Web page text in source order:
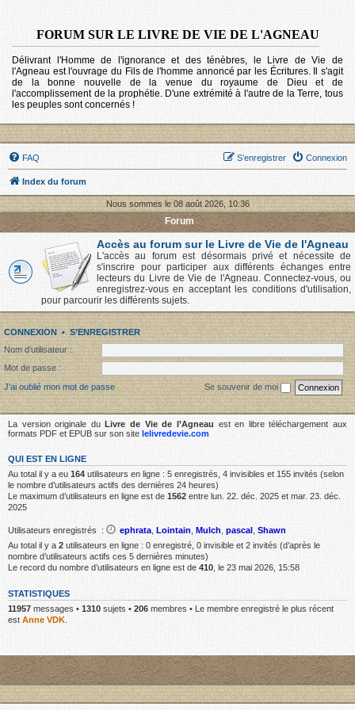
FORUM SUR LE LIVRE DE VIE DE L'AGNEAU
Délivrant l'Homme de l'ignorance et des ténèbres, le Livre de Vie de
l'Agneau est l'ouvrage du Fils de l'homme annoncé par les Écritures. Il s'agit
de la bonne nouvelle de la venue du royaume de Dieu et de
l'accomplissement de la prophétie. D'une extrémité à l'autre de la Terre, tous
les peuples sont concernés !
FAQ Connexion
S’enregistrer
Index du forum
Nous sommes le 08 août 2026, 10:36
Forum
Accès au forum sur le Livre de Vie de l'Agneau
L'accès au forum est désormais privé et nécessite de
s'inscrire pour participer aux différents échanges entre
lecteurs du Livre de Vie de l'Agneau. Connectez-vous, ou
enregistrez-vous en acceptant les conditions d'utilisation,
pour parcourir les différents sujets.
CONNEXION•S’ENREGISTRER
Nom d’utilisateur :
Mot de passe :
J’ai oublié mon mot de passe
Se souvenir de moi
La version originale duLivre de Vie de l’Agneau est en libre téléchargement aux
formats PDF et EPUB sur son site lelivredevie.com
QUI EST EN LIGNE
Au total il y a eu 164 utilisateurs en ligne : 5 enregistrés, 4 invisibles et 155 invités (selon
le nombre d’utilisateurs actifs des dernières 24 heures)
Le maximum d’utilisateurs en ligne est de 1562 entre lun. 22. déc. 2025 et mar. 23. déc.
2025
Utilisateurs enregistrés : ephrata Lointain Mulch pascal Shawn
Au total il y a 2 utilisateurs en ligne : 0 enregistré, 0 invisible et 2 invités (d’après le
nombre d’utilisateurs actifs ces 5 dernières minutes)
Le record du nombre d’utilisateurs en ligne est de 410 , le 23 mai 2026, 15:58
STATISTIQUES
11957 messages • 1310 sujets • 206 membres • Le membre enregistré le plus récent
est Anne VDK